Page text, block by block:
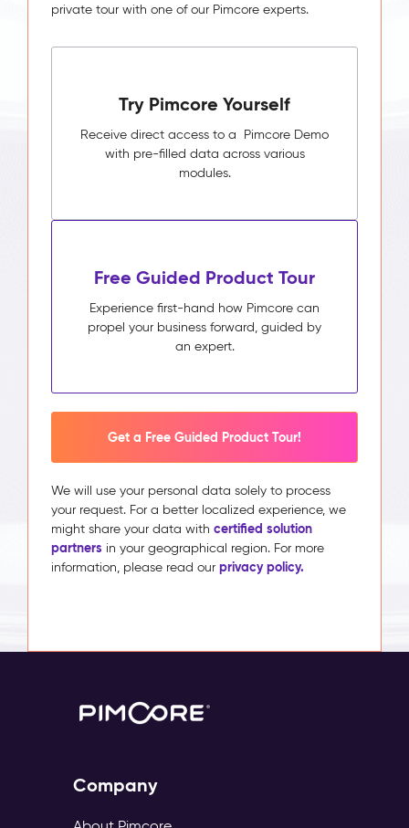
private tour with one of our Pimcore experts.
Try Pimcore Yourself
Receive direct access to a Pimcore Demo
with pre-filled data across various
modules.
Free Guided Product Tour
Experience first-hand how Pimcore can
propel your business forward, guided by
an expert.
Get a Free Guided Product Tour!
We will use your personal data solely to process
your request. For a better localized experience, we
might share your data with certified solution
partners in your geographical region. For more
information, please read our privacy policy.
Company